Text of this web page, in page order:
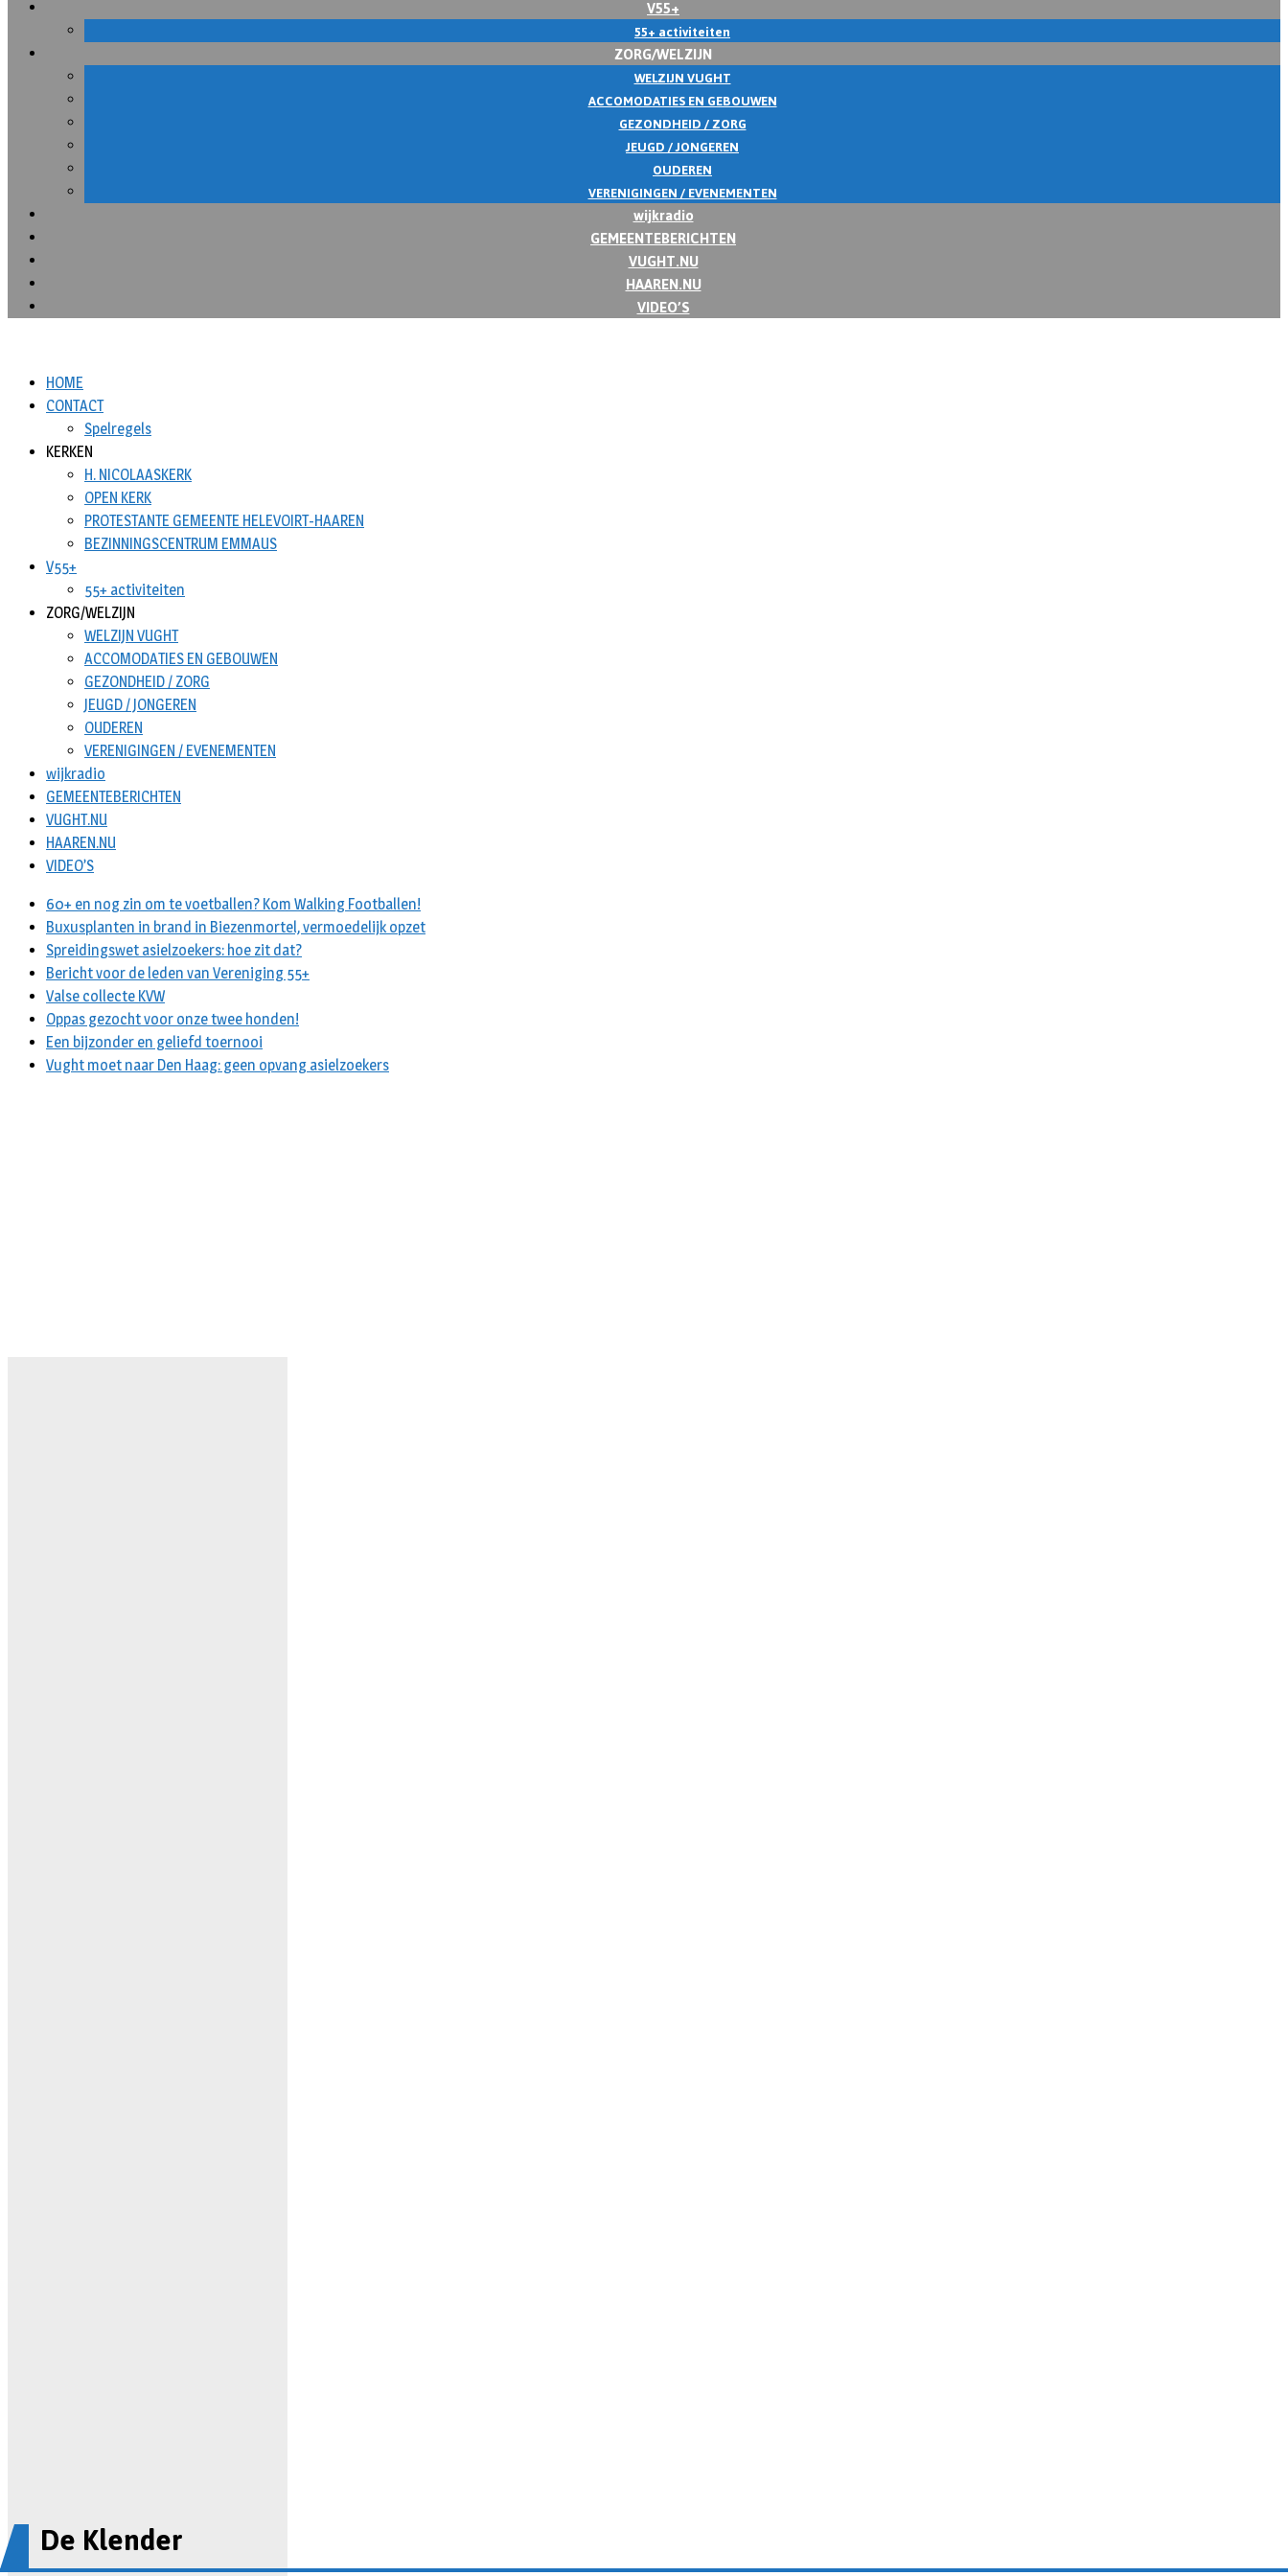
V55+
55+ activiteiten
ZORG/WELZIJN
WELZIJN VUGHT
ACCOMODATIES EN GEBOUWEN
GEZONDHEID / ZORG
JEUGD / JONGEREN
OUDEREN
VERENIGINGEN / EVENEMENTEN
wijkradio
GEMEENTEBERICHTEN
VUGHT.NU
HAAREN.NU
VIDEO’S
HOME
CONTACT
Spelregels
KERKEN
H. NICOLAASKERK
OPEN KERK
PROTESTANTE GEMEENTE HELEVOIRT-HAAREN
BEZINNINGSCENTRUM EMMAUS
V55+
55+ activiteiten
ZORG/WELZIJN
WELZIJN VUGHT
ACCOMODATIES EN GEBOUWEN
GEZONDHEID / ZORG
JEUGD / JONGEREN
OUDEREN
VERENIGINGEN / EVENEMENTEN
wijkradio
GEMEENTEBERICHTEN
VUGHT.NU
HAAREN.NU
VIDEO’S
60+ en nog zin om te voetballen? Kom Walking Footballen!
Buxusplanten in brand in Biezenmortel, vermoedelijk opzet
Spreidingswet asielzoekers: hoe zit dat?
Bericht voor de leden van Vereniging 55+
Valse collecte KVW
Oppas gezocht voor onze twee honden!
Een bijzonder en geliefd toernooi
Vught moet naar Den Haag: geen opvang asielzoekers
De Klender